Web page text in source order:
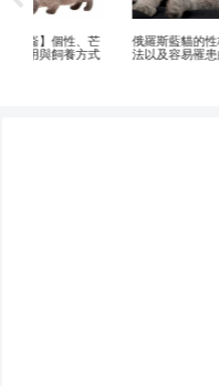
嘴巴周邊有粉刺!貓咪粉刺症的原
因、處理方式以及預防方法